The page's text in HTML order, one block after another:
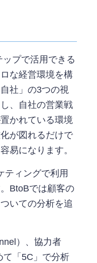
プで活用できる
な経営環境を構
社」の3つの視
、自社の営業戦
かれている環境
が図れるだけで
易になります。
ティングで利用
BtoBでは顧客の
いての分析を追
）、協力者
て「5C」で分析